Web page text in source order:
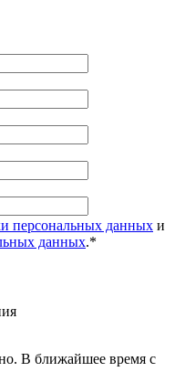
персональных данных и
данных.*
В ближайшее время с